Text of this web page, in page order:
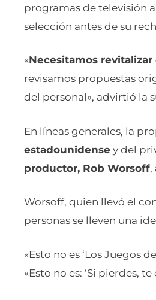
programas de televisión
selección antes de su
«Necesitamos
revisamos propuestas
del personal», advirtió la
En líneas generales, la
estadounidense y del
productor, Rob Worsoff,
Worsoff, quien llevó el
personas se lleven una
«Esto no es ‘Los Juegos
«Esto no es: ‘Si pierdes,